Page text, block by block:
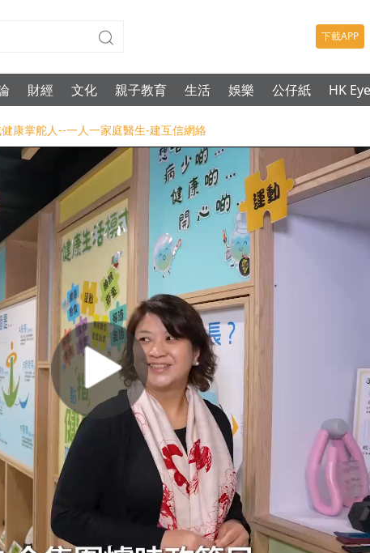
下載APP
財經 文化 親子教育 生活 娛樂 公仔紙 HK Eye
康掌舵人--一人一家庭醫生-建互信網絡